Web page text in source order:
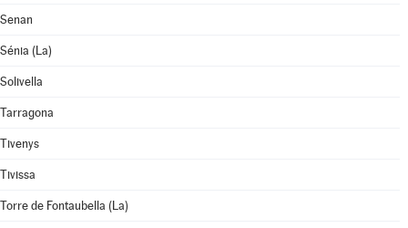
Senan
Sénia (La)
Solivella
Tarragona
Tivenys
Tivissa
Torre de Fontaubella (La)